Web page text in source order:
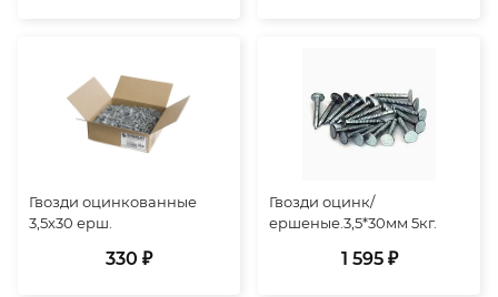
Гвозди оцинкованные
3,5х30 ерш.
330 ₽
Гвозди оцинк/
ершеные.3,5*30мм 5кг.
1 595 ₽